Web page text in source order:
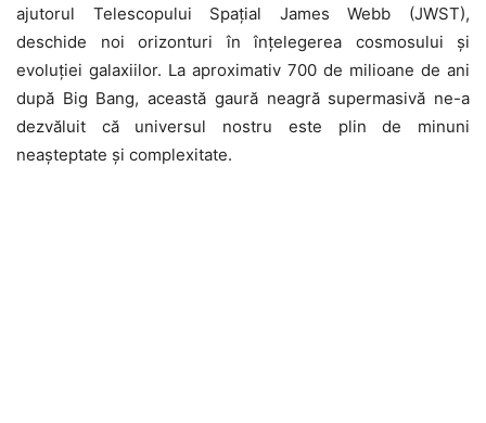
ajutorul Telescopului Spațial James Webb (JWST),
deschide noi orizonturi în înțelegerea cosmosului și
evoluției galaxiilor. La aproximativ 700 de milioane de ani
după Big Bang, această gaură neagră supermasivă ne-a
dezvăluit că universul nostru este plin de minuni
neașteptate și complexitate.